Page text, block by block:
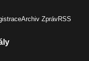
Archiv ZprávRSS